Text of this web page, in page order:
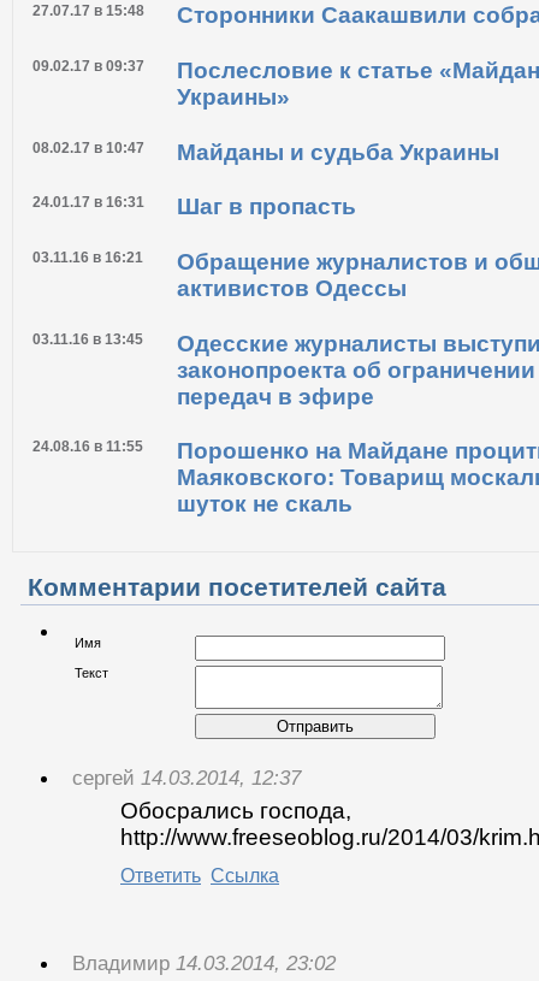
27.07.17 в 15:48 Сторонники Саакашвили
09.02.17 в 09:37
Послесловие к статье
Украины»
08.02.17 в 10:47 Майданы и судьба Украины
24.01.17 в 16:31 Шаг в пропасть
03.11.16 в 16:21
Обращение журналистов и
активистов Одессы
03.11.16 в 13:45
Одесские журналисты
законопроекта об
передач в эфире
24.08.16 в 11:55
Порошенко на Майдане
Маяковского: Товарищ
шуток не скаль
Комментарии посетителей сайта
Имя
Текст
Отправить
сергей 14.03.2014, 12:37
Обосрались господа,
http://www.freeseoblog.ru/2014/03/
Ответить Ссылка
Владимир 14.03.2014, 23:02